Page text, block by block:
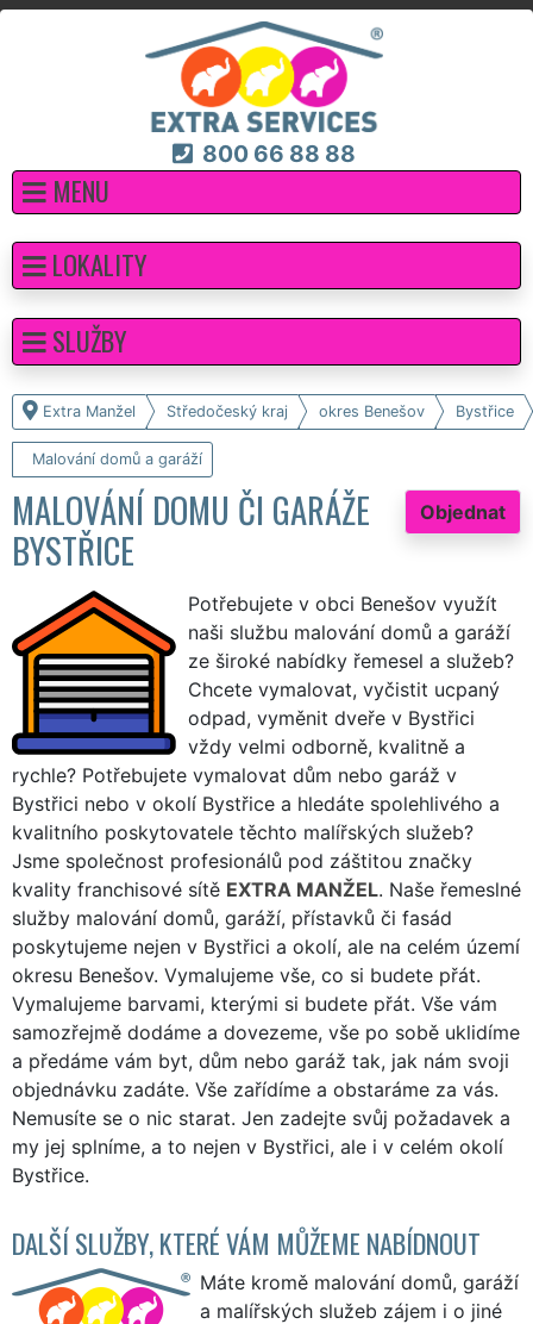
800 66 88 88
MENU
Extra Manžel Středočeský kraj okres Benešov Bystřice
Malování domů a garáží
Objednat
MALOVÁNÍ DOMU ČI GARÁŽE
BYSTŘICE
Potřebujete v obci Benešov využít
naši službu malování domů a garáží
ze široké nabídky řemesel a služeb?
Chcete vymalovat, vyčistit ucpaný
odpad, vyměnit dveře v Bystřici
vždy velmi odborně, kvalitně a
rychle? Potřebujete vymalovat dům nebo garáž v
Bystřici nebo v okolí Bystřice a hledáte spolehlivého a
kvalitního poskytovatele těchto malířských služeb?
Jsme společnost profesionálů pod záštitou značky
kvality franchisové sítě EXTRA MANŽEL. Naše řemeslné
služby malování domů, garáží, přístavků či fasád
poskytujeme nejen v Bystřici a okolí, ale na celém území
okresu Benešov. Vymalujeme vše, co si budete přát.
Vymalujeme barvami, kterými si budete přát. Vše vám
samozřejmě dodáme a dovezeme, vše po sobě uklidíme
a předáme vám byt, dům nebo garáž tak, jak nám svoji
objednávku zadáte. Vše zařídíme a obstaráme za vás.
Nemusíte se o nic starat. Jen zadejte svůj požadavek a
my jej splníme, a to nejen v Bystřici, ale i v celém okolí
Bystřice.
DALŠÍ SLUŽBY, KTERÉ VÁM MŮŽEME NABÍDNOUT
Máte kromě malování domů, garáží
a malířských služeb zájem i o jiné
LOKALITY
SLUŽBY